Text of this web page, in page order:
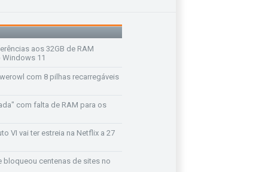
aos 32GB de RAM
11
com 8 pilhas recarregáveis
com falta de RAM para os
VI vai ter estreia na Netflix a 27
bloqueou centenas de sites no